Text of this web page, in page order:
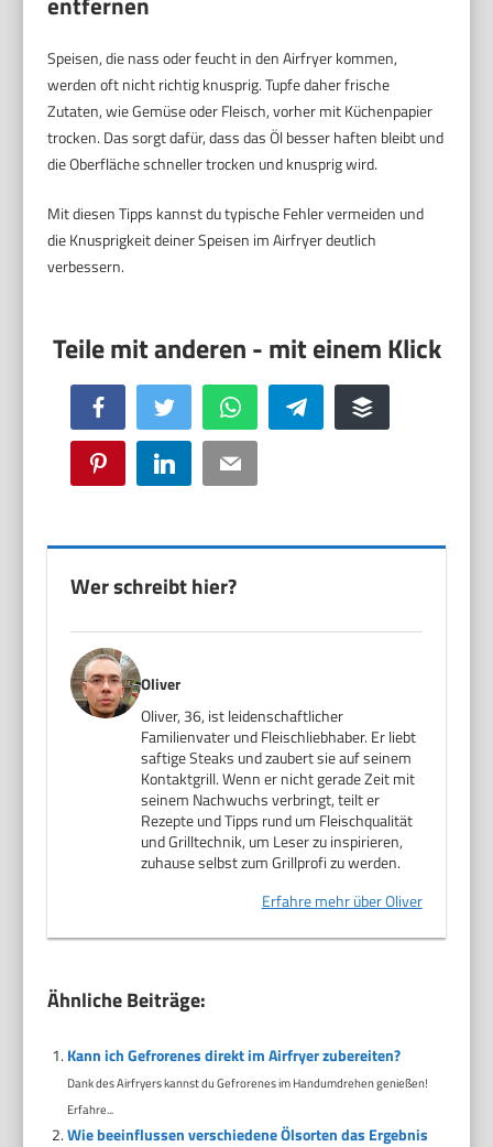
Speisen, die nass oder feucht in den Airfryer kommen,
werden oft nicht richtig knusprig. Tupfe daher frische
Zutaten, wie Gemüse oder Fleisch, vorher mit Küchenpapier
trocken. Das sorgt dafür, dass das Öl besser haften bleibt und
die Oberfläche schneller trocken und knusprig wird.
Mit diesen Tipps kannst du typische Fehler vermeiden und
die Knusprigkeit deiner Speisen im Airfryer deutlich
verbessern.
Facebook Twitter WhatsApp Telegram Buffer
Pinterest LinkedIn Email
Wer schreibt hier?
Oliver
Oliver, 36, ist leidenschaftlicher
Familienvater und Fleischliebhaber. Er liebt
saftige Steaks und zaubert sie auf seinem
Kontaktgrill. Wenn er nicht gerade Zeit mit
seinem Nachwuchs verbringt, teilt er
Rezepte und Tipps rund um Fleischqualität
und Grilltechnik, um Leser zu inspirieren,
zuhause selbst zum Grillprofi zu werden.
Erfahre mehr über Oliver
Ähnliche Beiträge:
Kann ich Gefrorenes direkt im Airfryer zubereiten?
Dank des Airfryers kannst du Gefrorenes im Handumdrehen genießen!
Erfahre...
Wie beeinflussen verschiedene Ölsorten das Ergebnis